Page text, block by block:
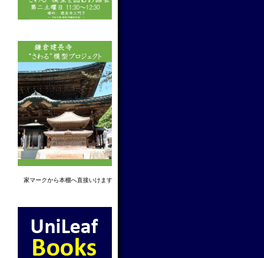
家マークから本棚へ直接いけます